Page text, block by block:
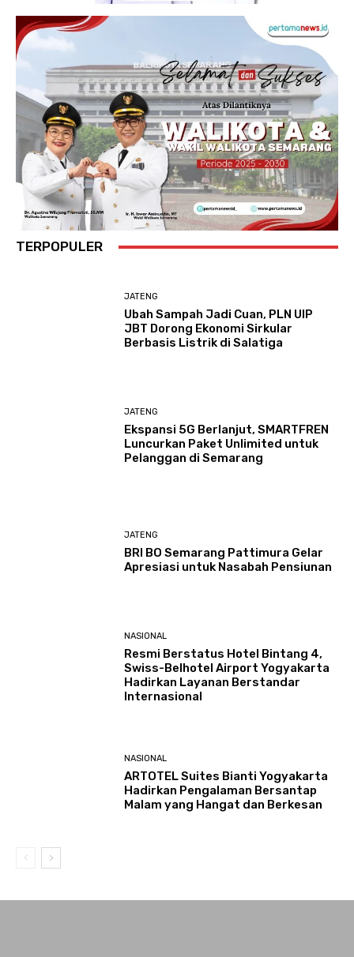
TERPOPULER
JATENG
Ubah Sampah Jadi Cuan, PLN UIP
JBT Dorong Ekonomi Sirkular
Berbasis Listrik di Salatiga
JATENG
Ekspansi 5G Berlanjut, SMARTFREN
Luncurkan Paket Unlimited untuk
Pelanggan di Semarang
JATENG
BRI BO Semarang Pattimura Gelar
Apresiasi untuk Nasabah Pensiunan
NASIONAL
Resmi Berstatus Hotel Bintang 4,
Swiss-Belhotel Airport Yogyakarta
Hadirkan Layanan Berstandar
Internasional
NASIONAL
ARTOTEL Suites Bianti Yogyakarta
Hadirkan Pengalaman Bersantap
Malam yang Hangat dan Berkesan